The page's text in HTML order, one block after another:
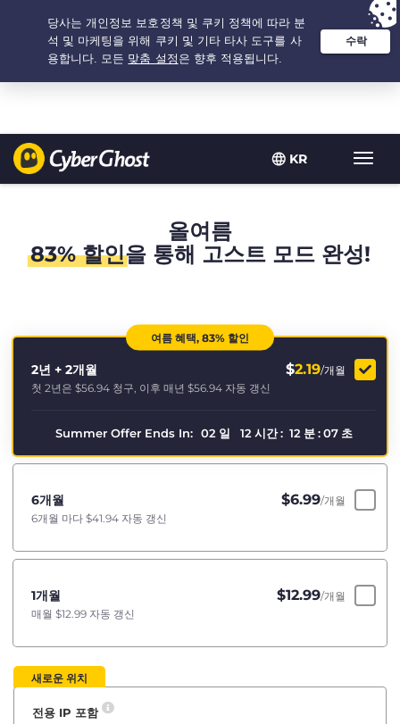
KR
탐
색
추천 옵션: 최저가 - 2.1666666666667년 $ 2.19 /개월
올여름
83% 할인을 통해 고스트 모드 완성!
여름 혜택, 83% 할인
2년 + 2개월 $2.19/개월
첫 2년은 $56.94 청구, 이후 매년 $56.94 자동 갱신
Summer Offer Ends In: 02 일 12 시간 : 12 분 : 06 초
6개월 $6.99/개월
6개월 마다 $41.94 자동 갱신
1개월 $12.99/개월
매월 $12.99 자동 갱신
새로운 위치
전용 IP 포함